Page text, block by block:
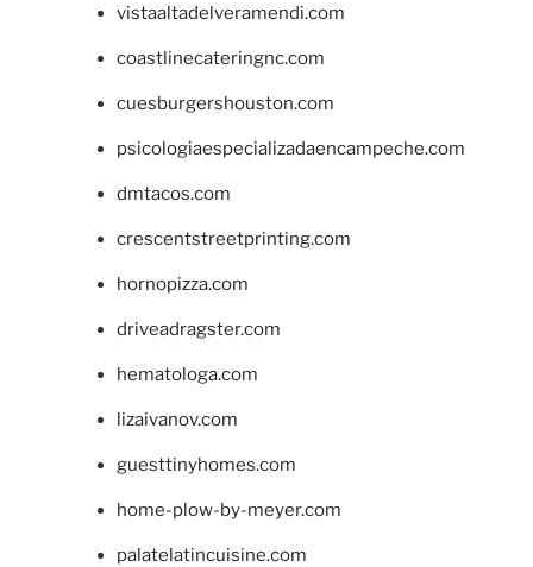
vistaaltadelveramendi.com
coastlinecateringnc.com
cuesburgershouston.com
psicologiaespecializadaencampeche.com
dmtacos.com
crescentstreetprinting.com
hornopizza.com
driveadragster.com
hematologa.com
lizaivanov.com
guesttinyhomes.com
home-plow-by-meyer.com
palatelatincuisine.com